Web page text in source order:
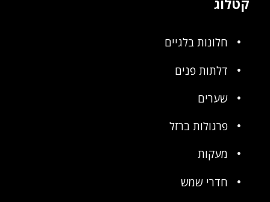
קטלוג
חלונות בלגיים
דלתות פנים
שערים
פרגולות ברזל
מעקות
חדרי שמש